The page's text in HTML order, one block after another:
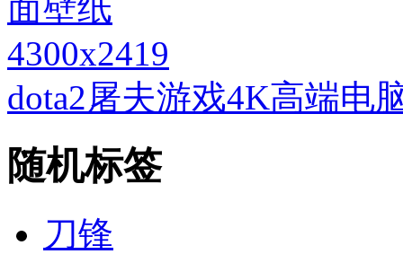
4300x2419
dota2屠夫游戏4K高端电
随机标签
刀锋